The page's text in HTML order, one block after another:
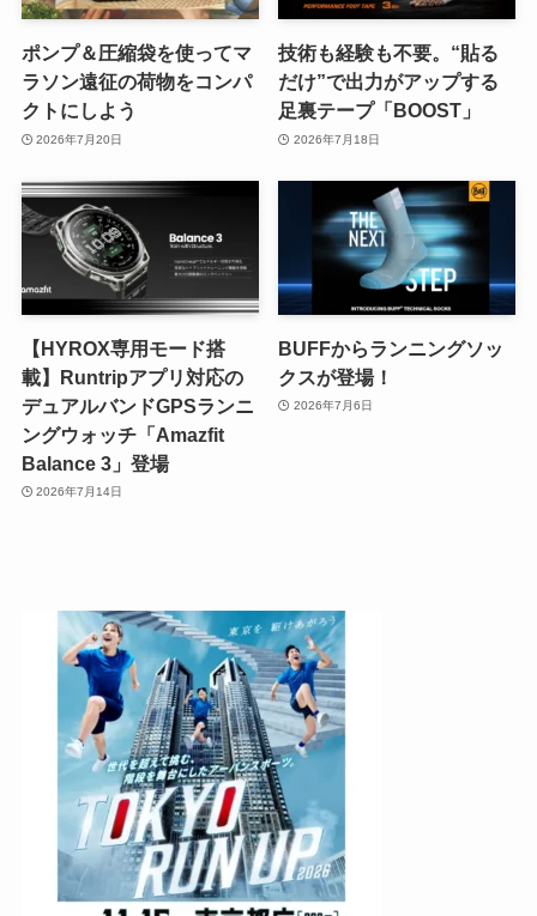
ポンプ＆圧縮袋を使ってマ
ラソン遠征の荷物をコンパ
クトにしよう
2026年7月20日
技術も経験も不要。“貼る
だけ”で出力がアップする
足裏テープ「BOOST」
2026年7月18日
【HYROX専用モード搭
載】Runtripアプリ対応の
デュアルバンドGPSランニ
ングウォッチ「Amazfit
Balance 3」登場
2026年7月14日
BUFFからランニングソッ
クスが登場！
2026年7月6日